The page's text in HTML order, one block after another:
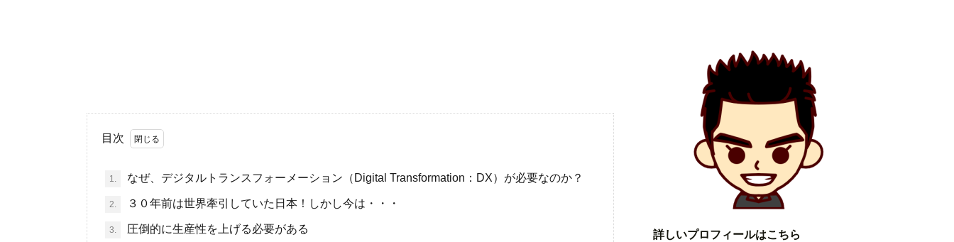
目次
1. なぜ、デジタルトランスフォーメーション（Digital Transformation：DX）が必要なのか？
2. ３０年前は世界牽引していた日本！しかし今は・・・
3. 圧倒的に生産性を上げる必要がある 詳しいプロフィールはこちら